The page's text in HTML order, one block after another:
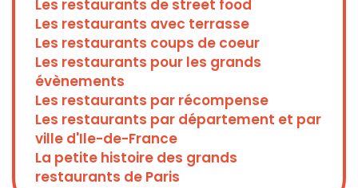
Les restaurants de street food
Les restaurants avec terrasse
Les restaurants coups de coeur
Les restaurants pour les grands
évènements
Les restaurants par récompense
Les restaurants par département et par
ville d'Ile-de-France
La petite histoire des grands
restaurants de Paris